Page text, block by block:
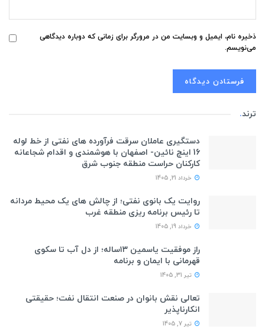
ذخیره نام، ایمیل و وبسایت من در مرورگر برای زمانی که دوباره دیدگاهی
می‌نویسم.
ترند.
دستگیری عاملان سرقت فرآورده های نفتی از خط لوله
16 اینچ نائین- اصفهان با هوشمندی و اقدام شجاعانه
کارکنان حراست منطقه جنوب شرق
خرداد 21, 1405
روایت یک بانوی نفتی؛ از چالش های یک محیط مردانه
تا رئیس برنامه ریزی منطقه غرب
خرداد 19, 1405
راز موفقیت یاسمین ۱۳ساله؛ از دل آب تا سکوی
قهرمانی با ایمان و برنامه
تیر 31, 1405
تعالی نقش بانوان در صنعت انتقال نفت؛ حقیقتی
انکارناپذیر
تیر 7, 1405